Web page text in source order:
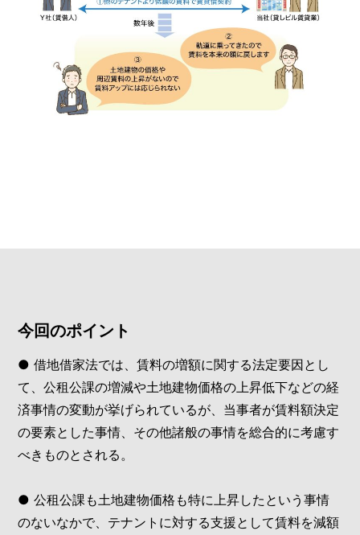
今回のポイント
● 借地借家法では、賃料の増額に関する法定要因とし
て、公租公課の増減や土地建物価格の上昇低下などの経
済事情の変動が挙げられているが、当事者が賃料額決定
の要素とした事情、その他諸般の事情を総合的に考慮す
べきものとされる。
● 公租公課も土地建物価格も特に上昇したという事情
のないなかで、テナントに対する支援として賃料を減額